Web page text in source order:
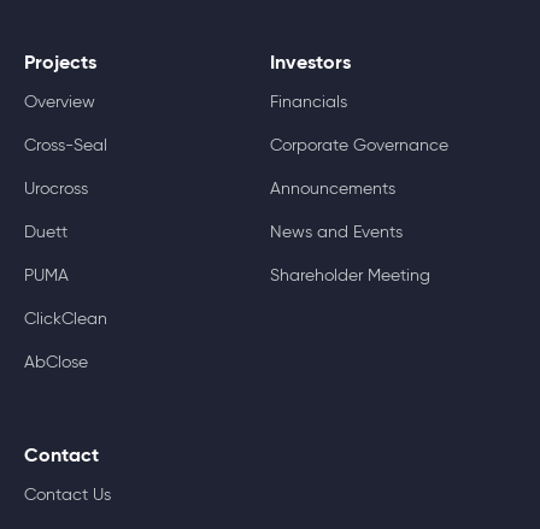
Projects
Overview
Cross-Seal
Urocross
Duett
PUMA
ClickClean
AbClose
Investors
Financials
Corporate Governance
Announcements
News and Events
Shareholder Meeting
Contact
Contact Us